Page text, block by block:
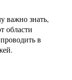
важно знать,
области
в